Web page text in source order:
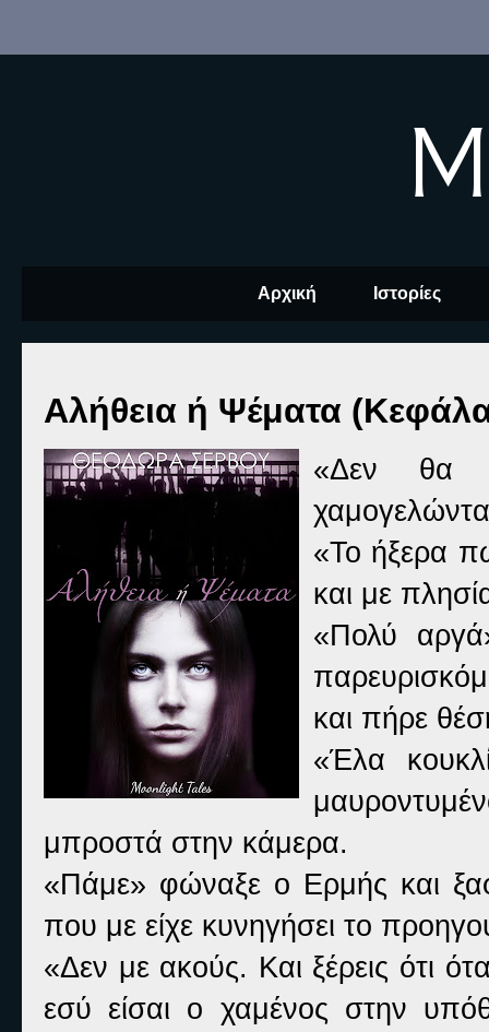
Αρχική Ιστορίες
Αλήθεια ή Ψέματα
«Δεν θα
«Το ήξερα
και με
«Πολύ
και πήρε
«Έλα
μπροστά στην κάμερα.
«Πάμε» φώναξε ο Ερμής και
που με είχε κυνηγήσει το
«Δεν με ακούς. Και ξέρεις ότι
εσύ είσαι ο χαμένος στην